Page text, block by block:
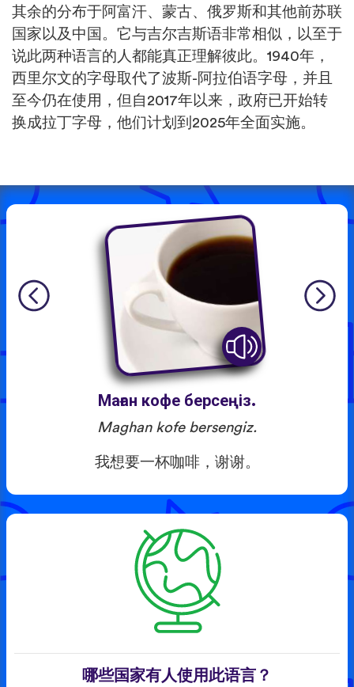
其余的分布于阿富汗、蒙古、俄罗斯和其他前苏联
国家以及中国。它与吉尔吉斯语非常相似，以至于
说此两种语言的人都能真正理解彼此。1940年，
西里尔文的字母取代了波斯-阿拉伯语字母，并且
至今仍在使用，但自2017年以来，政府已开始转
换成拉丁字母，他们计划到2025年全面实施。
Маған кофе берсеңіз.
Maghan kofe bersengiz.
我想要一杯咖啡，谢谢。
哪些国家有人使用此语言？